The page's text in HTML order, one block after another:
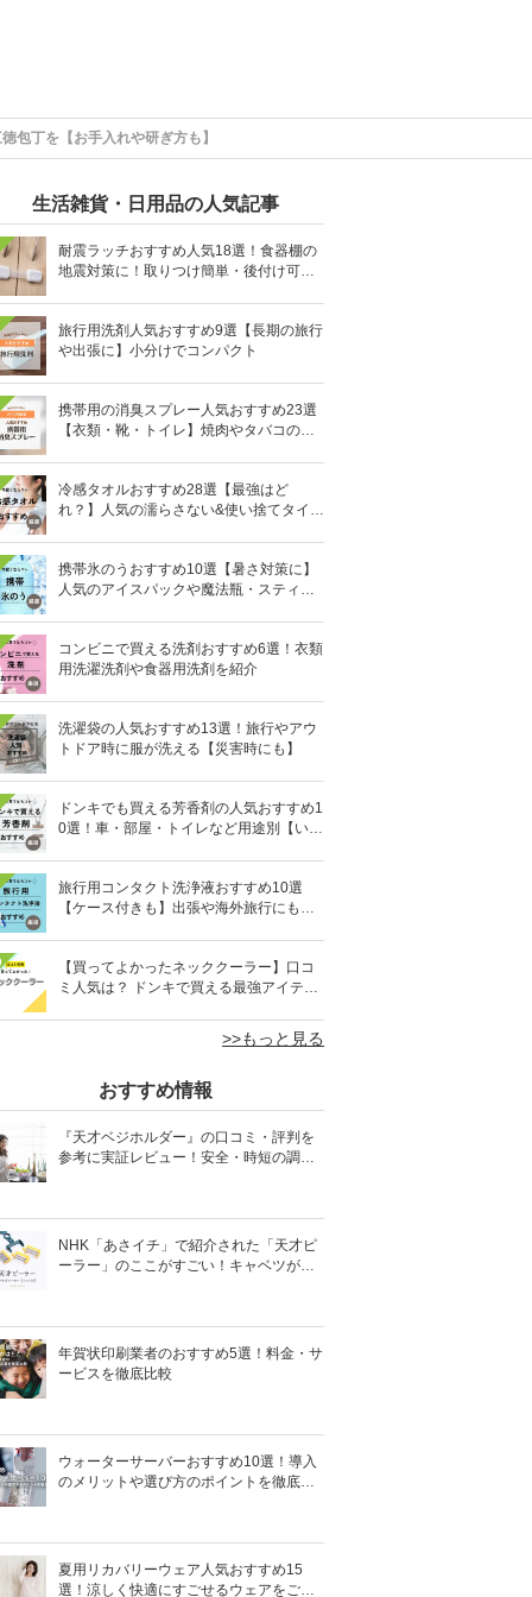
包丁を【お手入れや研ぎ方も】
生活雑貨・日用品の人気記事
耐震ラッチおすすめ人気18選！食器棚の
地震対策に！取りつけ簡単・後付け可能
旅行用洗剤人気おすすめ9選【長期の旅行
や出張に】小分けでコンパクト
携帯用の消臭スプレー人気おすすめ23選
【衣類・靴・トイレ】焼肉やタバコのニ
冷感タオルおすすめ28選【最強はど
れ？】人気の濡らさない&使い捨てタイプ
携帯氷のうおすすめ10選【暑さ対策に】
人気のアイスパックや魔法瓶・スティッ
コンビニで買える洗剤おすすめ6選！衣類
用洗濯洗剤や食器用洗剤を紹介
洗濯袋の人気おすすめ13選！旅行やアウ
トドア時に服が洗える【災害時にも】
ドンキでも買える芳香剤の人気おすすめ1
0選！車・部屋・トイレなど用途別【いい
旅行用コンタクト洗浄液おすすめ10選
【ケース付きも】出張や海外旅行にも便
【買ってよかったネッククーラー】口コ
ミ人気は？ ドンキで買える最強アイテム
>>もっと見る
おすすめ情報
『天才ベジホルダー』の口コミ・評判を
参考に実証レビュー！安全・時短の調理
NHK「あさイチ」で紹介された「天才ピ
ーラー」のここがすごい！キャベツがほ
年賀状印刷業者のおすすめ5選！料金・サ
ービスを徹底比較
ウォーターサーバーおすすめ10選！導入
のメリットや選び方のポイントを徹底解
夏用リカバリーウェア人気おすすめ15
選！涼しく快適にすごせるウェアをご紹